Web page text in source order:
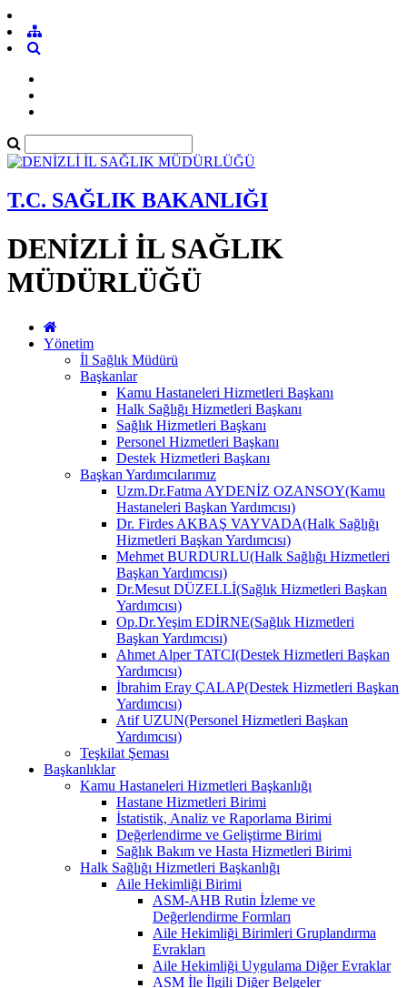
T.C. SAĞLIK BAKANLIĞI
DENİZLİ İL SAĞLIK
MÜDÜRLÜĞÜ
Yönetim
İl Sağlık Müdürü
Başkanlar
Kamu Hastaneleri Hizmetleri Başkanı
Halk Sağlığı Hizmetleri Başkanı
Sağlık Hizmetleri Başkanı
Personel Hizmetleri Başkanı
Destek Hizmetleri Başkanı
Başkan Yardımcılarımız
Uzm.Dr.Fatma AYDENİZ OZANSOY(Kamu
Hastaneleri Başkan Yardımcısı)
Dr. Firdes AKBAŞ VAYVADA(Halk Sağlığı
Hizmetleri Başkan Yardımcısı)
Mehmet BURDURLU(Halk Sağlığı Hizmetleri
Başkan Yardımcısı)
Dr.Mesut DÜZELLİ(Sağlık Hizmetleri Başkan
Yardımcısı)
Op.Dr.Yeşim EDİRNE(Sağlık Hizmetleri
Başkan Yardımcısı)
Ahmet Alper TATCI(Destek Hizmetleri Başkan
Yardımcısı)
İbrahim Eray ÇALAP(Destek Hizmetleri Başkan
Yardımcısı)
Atif UZUN(Personel Hizmetleri Başkan
Yardımcısı)
Teşkilat Şeması
Başkanlıklar
Kamu Hastaneleri Hizmetleri Başkanlığı
Hastane Hizmetleri Birimi
İstatistik, Analiz ve Raporlama Birimi
Değerlendirme ve Geliştirme Birimi
Sağlık Bakım ve Hasta Hizmetleri Birimi
Halk Sağlığı Hizmetleri Başkanlığı
Aile Hekimliği Birimi
ASM-AHB Rutin İzleme ve
Değerlendirme Formları
Aile Hekimliği Birimleri Gruplandırma
Evrakları
Aile Hekimliği Uygulama Diğer Evraklar
ASM İle İlgili Diğer Belgeler